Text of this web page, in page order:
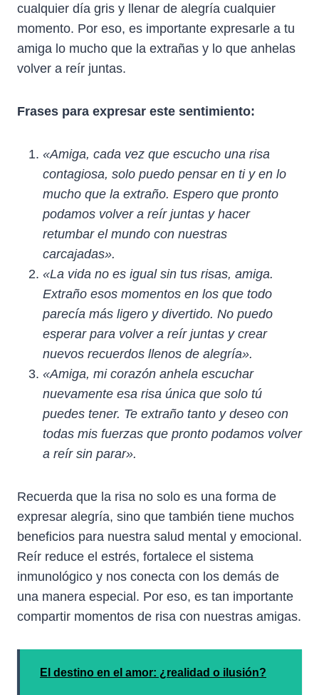
cualquier día gris y llenar de alegría cualquier
momento. Por eso, es importante expresarle a tu
amiga lo mucho que la extrañas y lo que anhelas
volver a reír juntas.
Frases para expresar este sentimiento:
«Amiga, cada vez que escucho una risa
contagiosa, solo puedo pensar en ti y en lo
mucho que la extraño. Espero que pronto
podamos volver a reír juntas y hacer
retumbar el mundo con nuestras
carcajadas».
«La vida no es igual sin tus risas, amiga.
Extraño esos momentos en los que todo
parecía más ligero y divertido. No puedo
esperar para volver a reír juntas y crear
nuevos recuerdos llenos de alegría».
«Amiga, mi corazón anhela escuchar
nuevamente esa risa única que solo tú
puedes tener. Te extraño tanto y deseo con
todas mis fuerzas que pronto podamos volver
a reír sin parar».
Recuerda que la risa no solo es una forma de
expresar alegría, sino que también tiene muchos
beneficios para nuestra salud mental y emocional.
Reír reduce el estrés, fortalece el sistema
inmunológico y nos conecta con los demás de
una manera especial. Por eso, es tan importante
compartir momentos de risa con nuestras amigas.
El destino en el amor: ¿realidad o ilusión?